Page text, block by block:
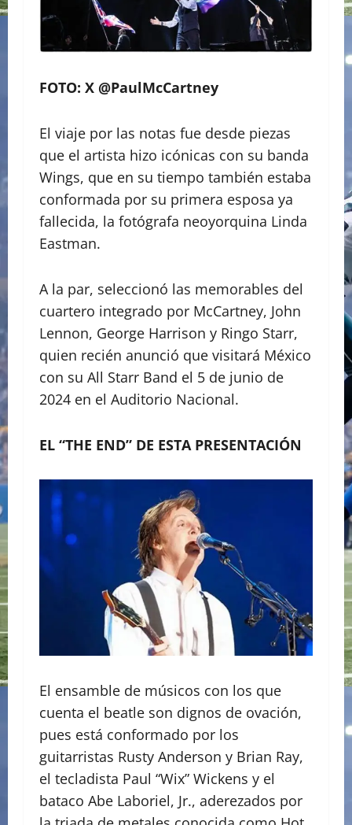
FOTO: X @PaulMcCartney
El viaje por las notas fue desde piezas
que el artista hizo icónicas con su banda
Wings, que en su tiempo también estaba
conformada por su primera esposa ya
fallecida, la fotógrafa neoyorquina Linda
Eastman.
A la par, seleccionó las memorables del
cuartero integrado por McCartney, John
Lennon, George Harrison y Ringo Starr,
quien recién anunció que visitará México
con su All Starr Band el 5 de junio de
2024 en el Auditorio Nacional.
EL “THE END” DE ESTA PRESENTACIÓN
El ensamble de músicos con los que
cuenta el beatle son dignos de ovación,
pues está conformado por los
guitarristas Rusty Anderson y Brian Ray,
el tecladista Paul “Wix” Wickens y el
bataco Abe Laboriel, Jr., aderezados por